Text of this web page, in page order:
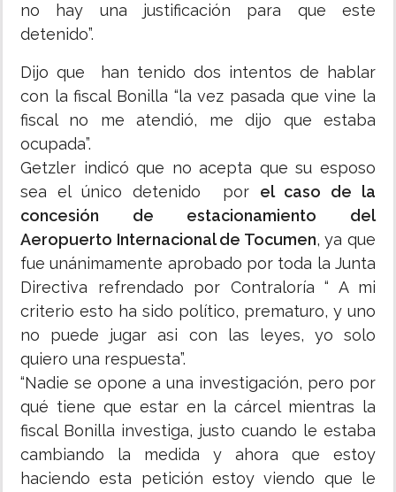
no hay una justificación para que este
detenido”.
Dijo que han tenido dos intentos de hablar
con la fiscal Bonilla “la vez pasada que vine la
fiscal no me atendió, me dijo que estaba
ocupada”.
Getzler indicó que no acepta que su esposo
sea el único detenido por el caso de la
concesión de estacionamiento del
Aeropuerto Internacional de Tocumen, ya que
fue unánimamente aprobado por toda la Junta
Directiva refrendado por Contraloría “ A mi
criterio esto ha sido político, prematuro, y uno
no puede jugar asi con las leyes, yo solo
quiero una respuesta”.
“Nadie se opone a una investigación, pero por
qué tiene que estar en la cárcel mientras la
fiscal Bonilla investiga, justo cuando le estaba
cambiando la medida y ahora que estoy
haciendo esta petición estoy viendo que le